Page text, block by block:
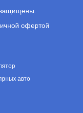
офертой
авто